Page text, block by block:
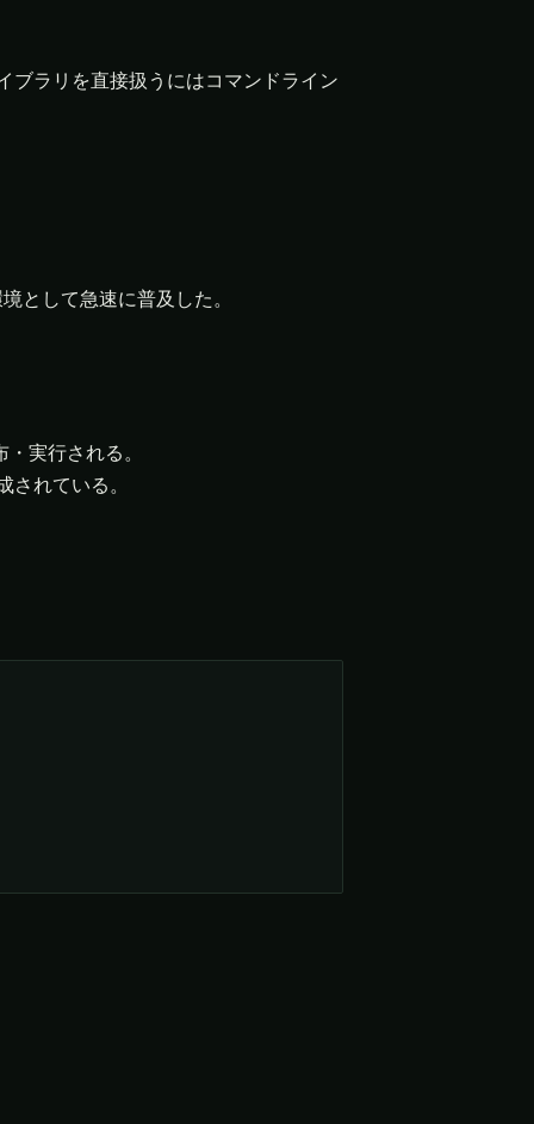
ブラリを直接扱うにはコマンドライン
として急速に普及した。
実行される。
れている。